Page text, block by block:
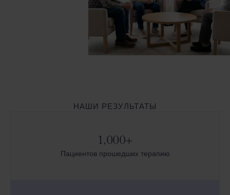
НАШИ РЕЗУЛЬТАТЫ
1,000+
Пациентов прошедших терапию